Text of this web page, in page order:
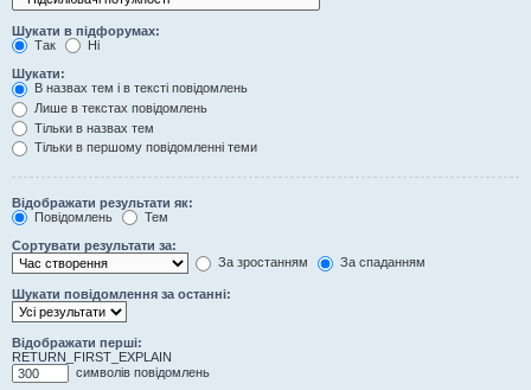
Шукати в підфорумах:
Так
Ні
Шукати:
В назвах тем і в тексті повідомлень
Лише в текстах повідомлень
Тільки в назвах тем
Тільки в першому повідомленні теми
Відображати результати як:
Повідомлень
Тем
Сортувати результати за:
За зростанням
За спаданням
Шукати повідомлення за останні:
Відображати перші:
RETURN_FIRST_EXPLAIN
символів повідомлень